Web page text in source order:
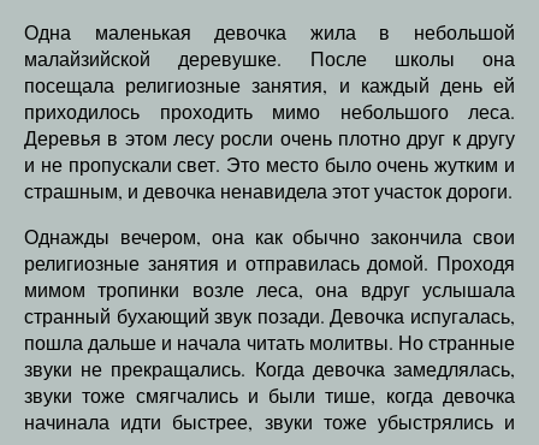
Одна маленькая девочка жила в небольшой
малайзийской деревушке. После школы она
посещала религиозные занятия, и каждый день ей
приходилось проходить мимо небольшого леса.
Деревья в этом лесу росли очень плотно друг к другу
и не пропускали свет. Это место было очень жутким и
страшным, и девочка ненавидела этот участок дороги.
Однажды вечером, она как обычно закончила свои
религиозные занятия и отправилась домой. Проходя
мимом тропинки возле леса, она вдруг услышала
странный бухающий звук позади. Девочка испугалась,
пошла дальше и начала читать молитвы. Но странные
звуки не прекращались. Когда девочка замедлялась,
звуки тоже смягчались и были тише, когда девочка
начинала идти быстрее, звуки тоже убыстрялись и